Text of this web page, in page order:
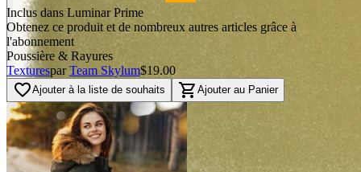
Inclus dans Luminar Prime
Obtenez ce produit et de nombreux autres articles grâce à
l'abonnement
Poussière & Rayures
Texturespar Team Skylum$19.00
favorite_borderAjouter à la liste de souhaits shopping_cart Ajouter au Panier